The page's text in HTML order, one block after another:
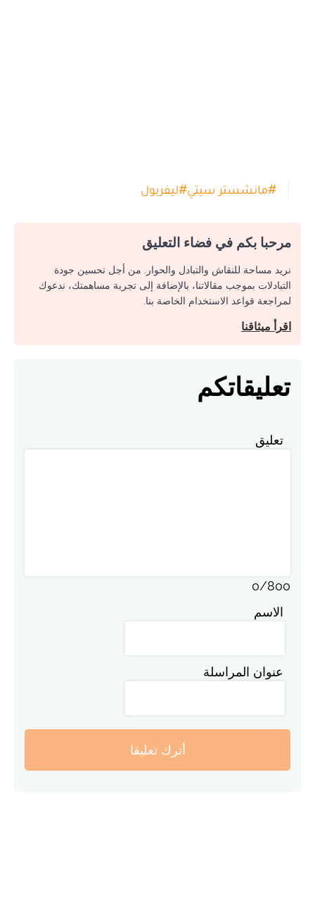
#مانشستر سيتي#ليفربول
مرحبا بكم في فضاء التعليق
نريد مساحة للنقاش والتبادل والحوار. من أجل تحسين جودة
التبادلات بموجب مقالاتنا، بالإضافة إلى تجربة مساهمتك، ندعوك
لمراجعة قواعد الاستخدام الخاصة بنا.
اقرأ ميثاقنا
تعليقاتكم
تعليق
0/800
الاسم
عنوان المراسلة
أترك تعليقا